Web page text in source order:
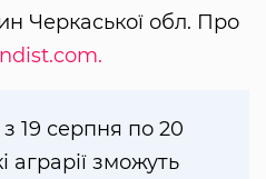
Черкаської обл. Про
19 серпня по 20
аграрії зможуть